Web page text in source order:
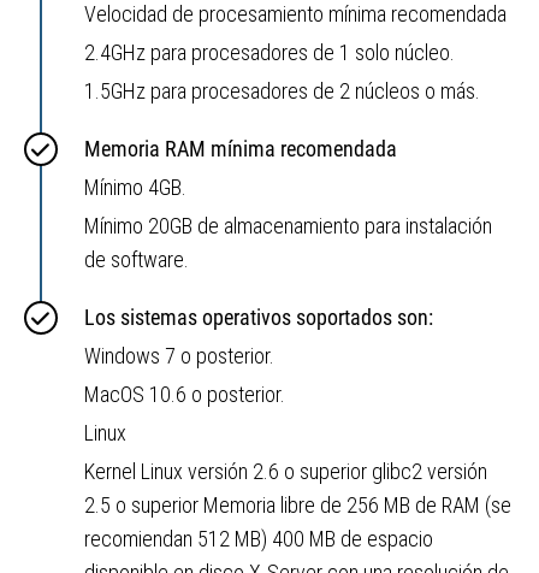
Velocidad de procesamiento mínima recomendada
2.4GHz para procesadores de 1 solo núcleo.
1.5GHz para procesadores de 2 núcleos o más.
Memoria RAM mínima recomendada
Mínimo 4GB.
Mínimo 20GB de almacenamiento para instalación
de software.
Los sistemas operativos soportados son:
Windows 7 o posterior.
MacOS 10.6 o posterior.
Linux
Kernel Linux versión 2.6 o superior glibc2 versión
2.5 o superior Memoria libre de 256 MB de RAM (se
recomiendan 512 MB) 400 MB de espacio